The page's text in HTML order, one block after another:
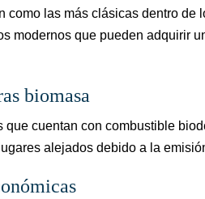
como las más clásicas dentro
modernos que pueden adquirir
biomasa
que cuentan con combustible
alejados debido a la